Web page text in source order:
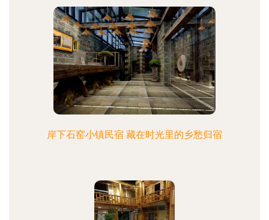
岸下石窑小镇民宿 藏在时光里的乡愁归宿